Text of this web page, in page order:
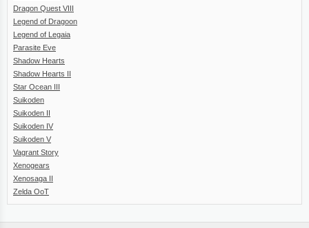
Dragon Quest VIII
Legend of Dragoon
Legend of Legaia
Parasite Eve
Shadow Hearts
Shadow Hearts II
Star Ocean III
Suikoden
Suikoden II
Suikoden IV
Suikoden V
Vagrant Story
Xenogears
Xenosaga II
Zelda OoT